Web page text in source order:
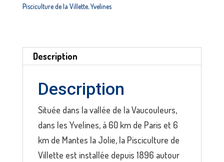
truite
PISCICULTURE
DE
LA
VILLETTE
Pisciculture de la Villette,Yvelines
Description
Description
Située dans la vallée de la Vaucouleurs,
dans les Yvelines, à 60 km de Paris et 6
km de Mantes la Jolie, la Pisciculture de
Villette est installée depuis 1896 autour